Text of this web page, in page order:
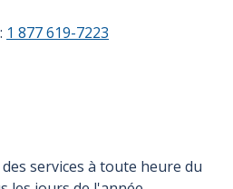
1 877 619-7223
services à toute heure du